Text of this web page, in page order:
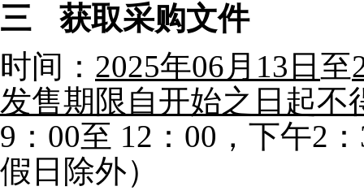
三
获取采购文件
时间： 2025年06月13日 至
发售期限自开始之日起不
9：00至 12：00，下午2
假日除外）